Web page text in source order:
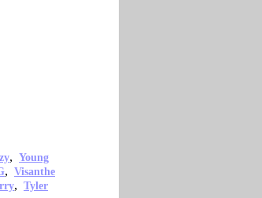
, Young
, Visanthe
, Tyler